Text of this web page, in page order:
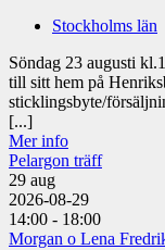
Stockholms län
Söndag 23 augusti
till sitt hem på
sticklingsbyte/
[...]
Mer info
Pelargon träff
29 aug
2026-08-29
14:00 - 18:00
Morgan o Lena